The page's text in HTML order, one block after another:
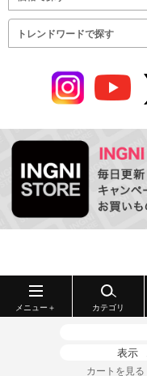
トレンドワードで探す
メニュー＋ カテゴリ
表示
カートを見る